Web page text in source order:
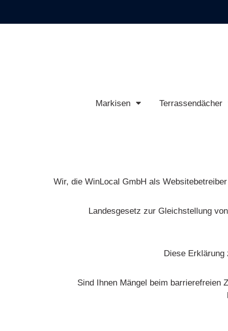
Markisen Terrassendächer
Wir, die WinLocal GmbH als
Landesgesetz zur Gleichstellung
Diese
Sind Ihnen Mängel beim barrierefreien